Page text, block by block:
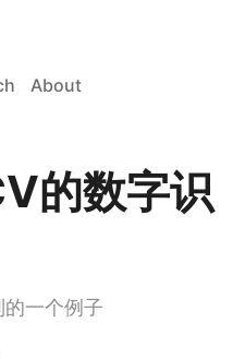
About
的数字识
一个例子